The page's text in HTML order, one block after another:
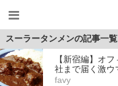
スーラータンメンの記事一覧
【新宿編】オ
社まで届く激ウ
favy